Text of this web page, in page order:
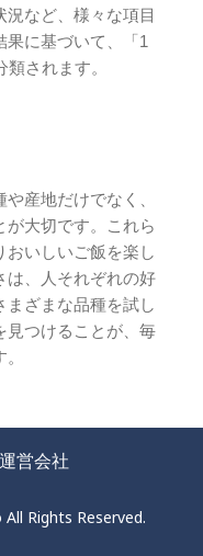
況など、様々な項目
果に基づいて、「1
されます。
産地だけでなく、
大切です。これら
いしいご飯を楽し
は、人それぞれの好
ざまな品種を試し
見つけることが、毎
運営会社
Rights Reserved.